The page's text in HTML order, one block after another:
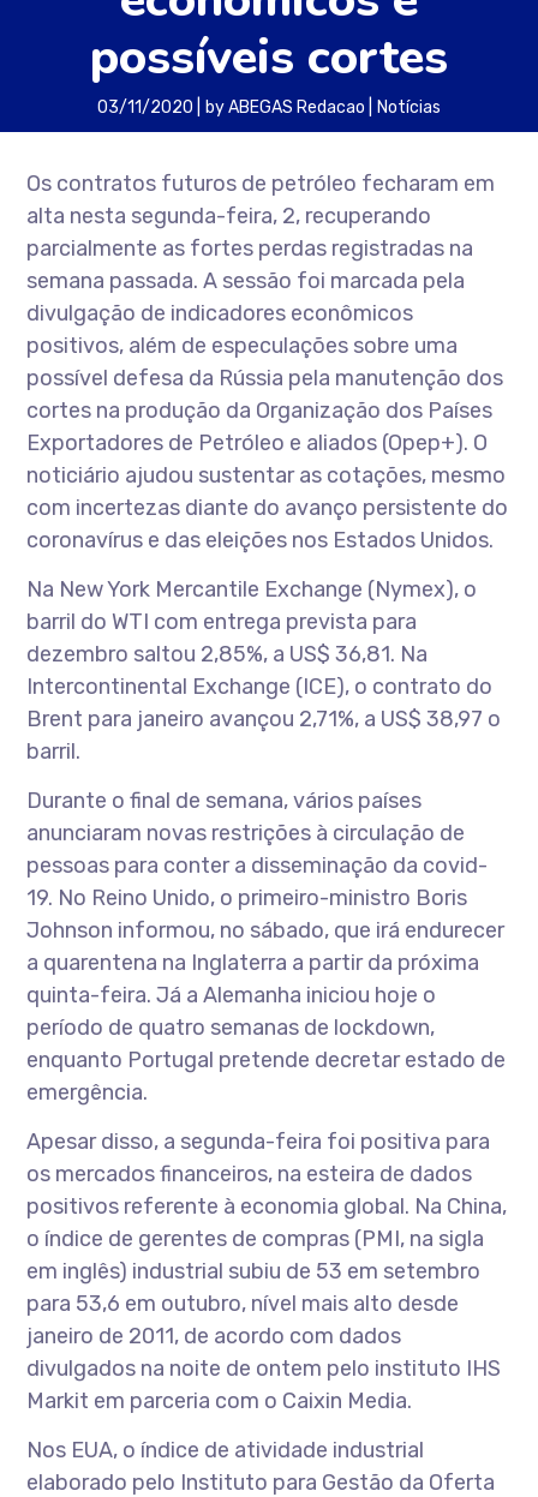
possíveis cortes
03/11/2020 byABEGAS Redacao Notícias
Os contratos futuros de petróleo fecharam em
alta nesta segunda-feira, 2, recuperando
parcialmente as fortes perdas registradas na
semana passada. A sessão foi marcada pela
divulgação de indicadores econômicos
positivos, além de especulações sobre uma
possível defesa da Rússia pela manutenção dos
cortes na produção da Organização dos Países
Exportadores de Petróleo e aliados (Opep+). O
noticiário ajudou sustentar as cotações, mesmo
com incertezas diante do avanço persistente do
coronavírus e das eleições nos Estados Unidos.
Na New York Mercantile Exchange (Nymex), o
barril do WTI com entrega prevista para
dezembro saltou 2,85%, a US$ 36,81. Na
Intercontinental Exchange (ICE), o contrato do
Brent para janeiro avançou 2,71%, a US$ 38,97 o
barril.
Durante o final de semana, vários países
anunciaram novas restrições à circulação de
pessoas para conter a disseminação da covid-
19. No Reino Unido, o primeiro-ministro Boris
Johnson informou, no sábado, que irá endurecer
a quarentena na Inglaterra a partir da próxima
quinta-feira. Já a Alemanha iniciou hoje o
período de quatro semanas de lockdown,
enquanto Portugal pretende decretar estado de
emergência.
Apesar disso, a segunda-feira foi positiva para
os mercados financeiros, na esteira de dados
positivos referente à economia global. Na China,
o índice de gerentes de compras (PMI, na sigla
em inglês) industrial subiu de 53 em setembro
para 53,6 em outubro, nível mais alto desde
janeiro de 2011, de acordo com dados
divulgados na noite de ontem pelo instituto IHS
Markit em parceria com o Caixin Media.
Nos EUA, o índice de atividade industrial
elaborado pelo Instituto para Gestão da Oferta